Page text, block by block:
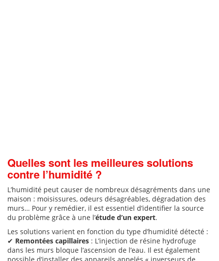
Quelles sont les meilleures solutions
contre l’humidité ?
L’humidité peut causer de nombreux désagréments dans une
maison : moisissures, odeurs désagréables, dégradation des
murs… Pour y remédier, il est essentiel d’identifier la source
du problème grâce à une l’étude d’un expert.
Les solutions varient en fonction du type d’humidité détecté :
✔ Remontées capillaires : L’injection de résine hydrofuge
dans les murs bloque l’ascension de l’eau. Il est également